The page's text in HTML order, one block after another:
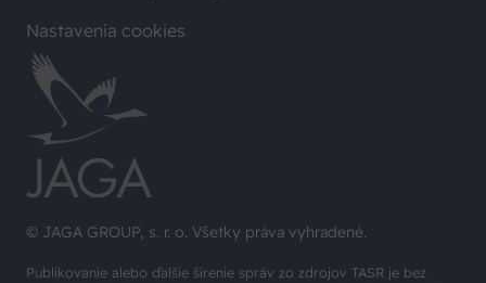
© JAGA GROUP, s. r. o. Všetky práva vyhradené.
Publikovanie alebo ďalšie šírenie správ zo zdrojov TASR je bez
Nastavenia cookies